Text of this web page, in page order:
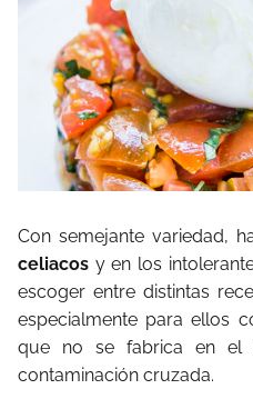
Con semejante variedad,
celiacos y en los
escoger entre distintas
especialmente para ellos
que no se fabrica en el
contaminación cruzada.